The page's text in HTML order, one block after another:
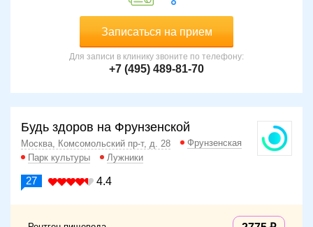
Записаться на прием
Для записи в клинику звоните по телефону:
+7 (495) 489-81-70
Будь здоров на Фрунзенской
Москва, Комсомольский пр-т, д. 28
Фрунзенская
Парк культуры
Лужники
27 4.4